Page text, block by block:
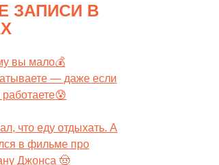
ЗАПИСИ В
вы мало💰
— даже если
работаете😰
что еду отдыхать. А
в фильме про
Джонса 🤠